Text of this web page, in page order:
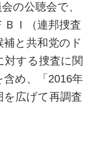
の公聴会で、
Ｉ（連邦捜査
と共和党のド
する捜査に関
め、「2016年
広げて再調査